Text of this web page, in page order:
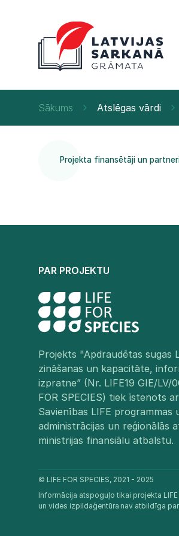
Sākums Atslēgas vārdi
Projekta finansētāji un
PAR PROJEKTU
Projekts "Apdraudētas sugas
zināšanas un kapacitāte,
izpratne” (Nr. LIFE19 GIE/LV/
FOR SPECIES) tiek īstenots
Savienības LIFE programmas
administrācijas un reģionālās
ministrijas finansiālu atbalstu.​
© LIFE FOR SPECIES, 2021 - 2025
Informācija atspoguļo tikai projekta
un vides izpildaģentūra nav atbildīga